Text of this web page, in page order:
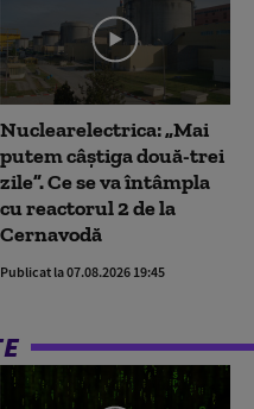
Nuclearelectrica: „Mai
putem câștiga două-trei
zile”. Ce se va întâmpla
cu reactorul 2 de la
Cernavodă
Publicat la 07.08.2026 19:45